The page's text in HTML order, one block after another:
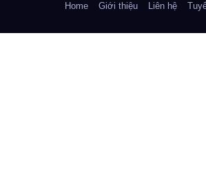
Home
Giới thiệu Liên hệ